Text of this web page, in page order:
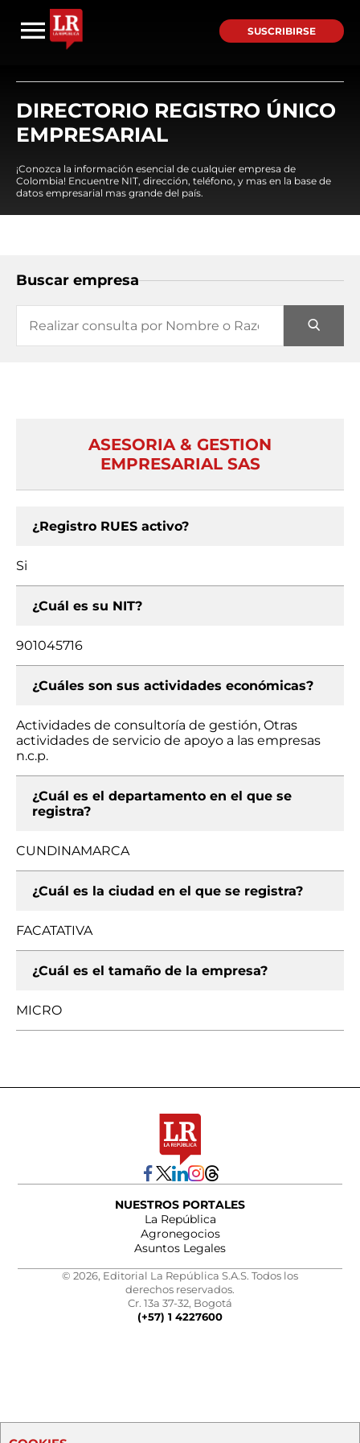
SUSCRIBIRSE
DIRECTORIO REGISTRO ÚNICO
EMPRESARIAL
¡Conozca la información esencial de cualquier empresa de
Colombia! Encuentre NIT, dirección, teléfono, y mas en la base de
datos empresarial mas grande del país.
Buscar empresa
ASESORIA & GESTION
EMPRESARIAL SAS
¿Registro RUES activo?
Si
¿Cuál es su NIT?
901045716
¿Cuáles son sus actividades económicas?
Actividades de consultoría de gestión, Otras
actividades de servicio de apoyo a las empresas
n.c.p.
¿Cuál es el departamento en el que se
registra?
CUNDINAMARCA
¿Cuál es la ciudad en el que se registra?
FACATATIVA
¿Cuál es el tamaño de la empresa?
MICRO
NUESTROS PORTALES
La República
Agronegocios
Asuntos Legales
© 2026, Editorial La República S.A.S. Todos los
derechos reservados.
Cr. 13a 37-32, Bogotá
(+57) 1 4227600